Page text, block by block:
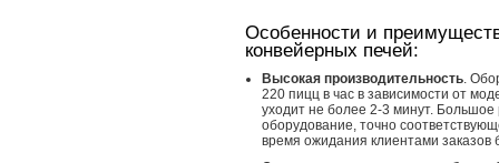
Особенности и
конвейерных печей:
Высокая производительность.
220 пицц в час в зависимости от
уходит не более 2-3 минут.
оборудование, точно
время ожидания клиентами заказов